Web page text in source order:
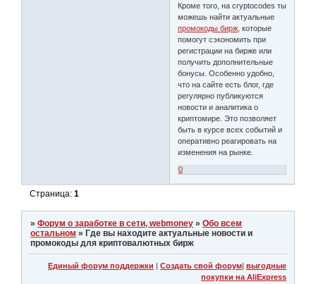
Кроме того, на cryptocodes ты
можешь найти актуальные
промокоды бирж , которые
помогут сэкономить при
регистрации на бирже или
получить дополнительные
бонусы. Особенно удобно,
что на сайте есть блог, где
регулярно публикуются
новости и аналитика о
криптомире. Это позволяет
быть в курсе всех событий и
оперативно реагировать на
изменения на рынке.
0
Страница:1
»Форум о заработке в сети, webmoney »Обо всем
остальном » Где вы находите актуальные новости и
промокоды для криптовалютных бирж
Единый форум поддержки | Создать свой форум| выгодные
покупки на AliExpress